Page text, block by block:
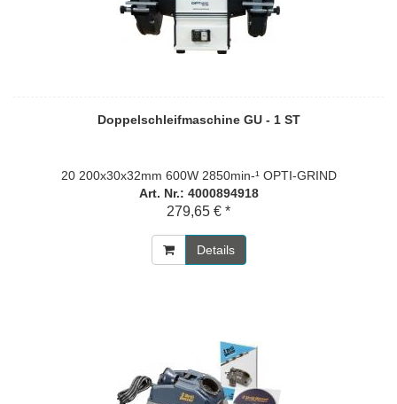
Doppelschleifmaschine GU - 1 ST
20 200x30x32mm 600W 2850min-¹ OPTI-GRIND
Art. Nr.: 4000894918
279,65 € *
Details